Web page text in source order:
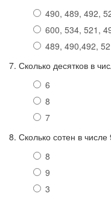
490, 489, 492,
600, 534, 521,
489, 490,492,
7. Сколько десятков в
6
8
7
8. Сколько сотен в числе
8
9
3